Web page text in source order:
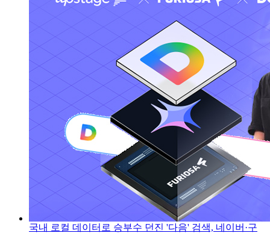
국내 로컬 데이터로 승부수 던진 '다음' 검색, 네이버·구